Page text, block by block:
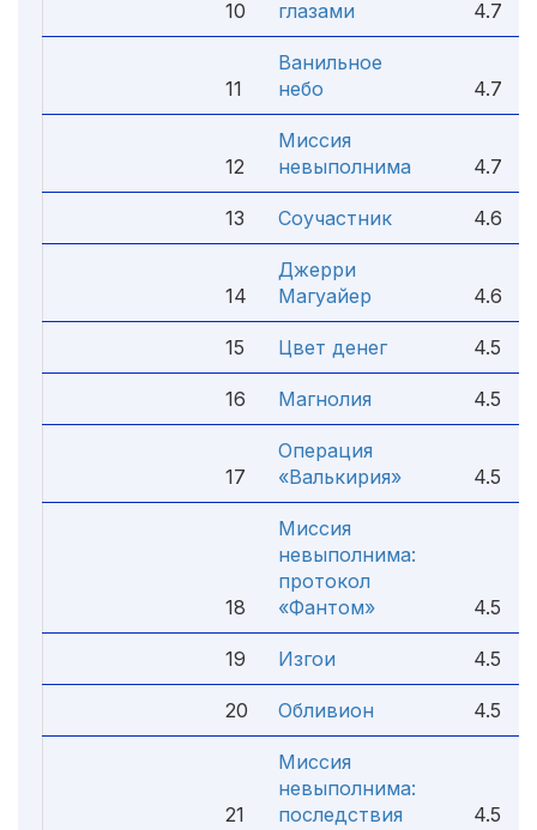
10
глазами
4.7
11
Ванильное
небо
4.7
12
Миссия
невыполнима
4.7
13 Соучастник 4.6
14
Джерри
Магуайер
4.6
15 Цвет денег 4.5
16 Магнолия 4.5
17
Операция
«Валькирия»
4.5
18
Миссия
невыполнима:
протокол
«Фантом»
4.5
19 Изгои 4.5
20 Обливион 4.5
21
Миссия
невыполнима:
последствия
4.5